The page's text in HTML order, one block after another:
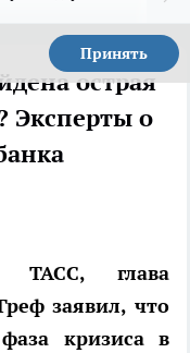
Принять
острая
Эксперты о
ТАСС, глава
заявил, что
кризиса в